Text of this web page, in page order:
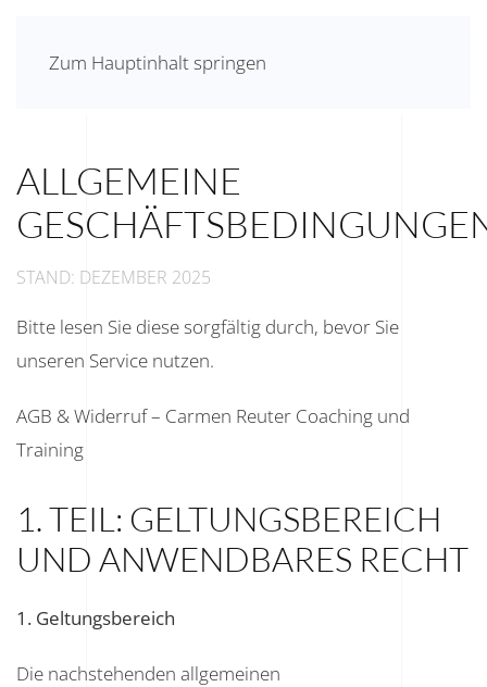
Zum Hauptinhalt springen
ALLGEMEINE
STAND: DEZEMBER 2025
Bitte lesen Sie diese sorgfältig durch, bevor Sie
unseren Service nutzen.
AGB & Widerruf – Carmen Reuter Coaching und
Training
1. TEIL: GELTUNGSBEREICH
UND ANWENDBARES RECHT
1. Geltungsbereich
Die nachstehenden allgemeinen